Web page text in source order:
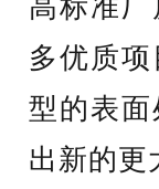
多优质
型的表
出新的更